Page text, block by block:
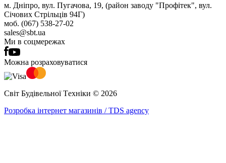
м. Дніпро, вул. Пугачова, 19, (район заводу "Профітек", вул.
Січових Стрільців 94Г)
моб. (067) 538-27-02
sales@sbt.ua
Ми в соцмережах
Можна розраховуватися
Світ Будівельної Tехніки © 2026
Розробка інтернет магазинів / TDS agency